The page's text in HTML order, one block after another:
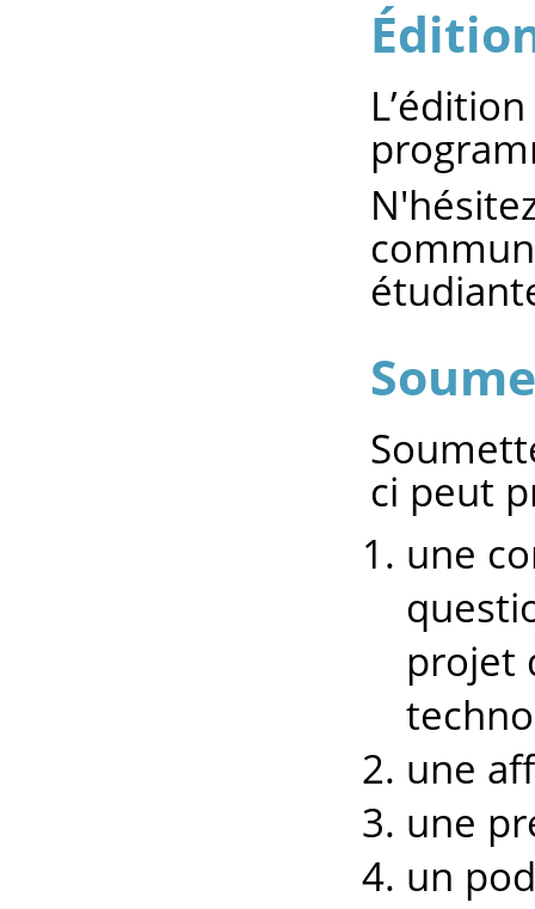
ci peut
une
projet
une
une
un